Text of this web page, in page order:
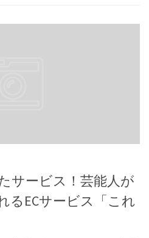
サービス！芸能人が
るECサービス「これ